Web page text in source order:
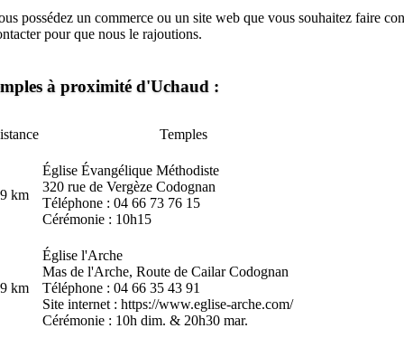
possédez un commerce ou un site web que vous souhaitez faire
pour que nous le rajoutions.
à proximité d'Uchaud :
Temples
km
Église Évangélique Méthodiste
320 rue de Vergèze Codognan
Téléphone : 04 66 73 76 15
Cérémonie : 10h15
km
Église l'Arche
Mas de l'Arche, Route de Cailar Codognan
Téléphone : 04 66 35 43 91
Site internet : https://www.eglise-arche.com/
Cérémonie : 10h dim. & 20h30 mar.